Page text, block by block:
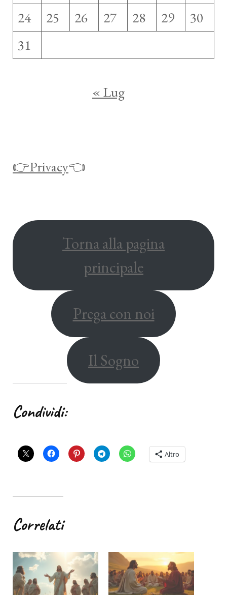
24
25 26 27 28 29
30
31
« Lug
👉Privacy👈
Torna alla pagina
principale
Prega con noi
Il Sogno
Condividi:
Altro
Correlati